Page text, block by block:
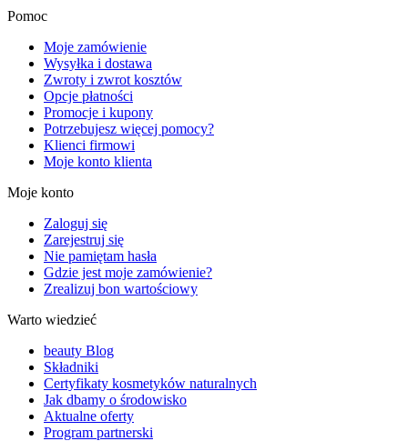
Pomoc
Moje zamówienie
Wysyłka i dostawa
Zwroty i zwrot kosztów
Opcje płatności
Promocje i kupony
Potrzebujesz więcej pomocy?
Klienci firmowi
Moje konto klienta
Moje konto
Zaloguj się
Zarejestruj się
Nie pamiętam hasła
Gdzie jest moje zamówienie?
Zrealizuj bon wartościowy
Warto wiedzieć
beauty Blog
Składniki
Certyfikaty kosmetyków naturalnych
Jak dbamy o środowisko
Aktualne oferty
Program partnerski